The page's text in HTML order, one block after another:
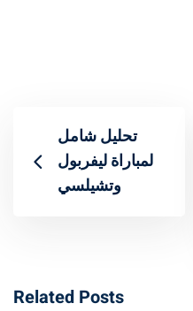
تحليل شامل
لمباراة ليفربول
وتشيلسي
Related Posts